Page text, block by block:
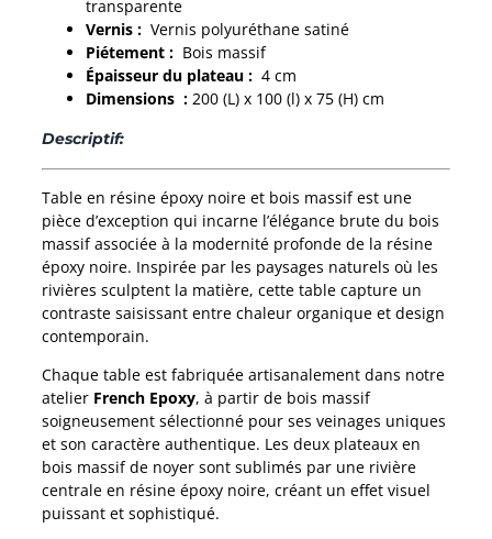
transparente
Vernis : Vernis polyuréthane satiné
Piétement : Bois massif
Épaisseur du plateau : 4 cm
Dimensions : 200 (L) x 100 (l) x 75 (H) cm
Descriptif:
Table en résine époxy noire et bois massif est une
pièce d’exception qui incarne l’élégance brute du bois
massif associée à la modernité profonde de la résine
époxy noire. Inspirée par les paysages naturels où les
rivières sculptent la matière, cette table capture un
contraste saisissant entre chaleur organique et design
contemporain.
Chaque table est fabriquée artisanalement dans notre
atelier French Epoxy, à partir de bois massif
soigneusement sélectionné pour ses veinages uniques
et son caractère authentique. Les deux plateaux en
bois massif de noyer sont sublimés par une rivière
centrale en résine époxy noire, créant un effet visuel
puissant et sophistiqué.